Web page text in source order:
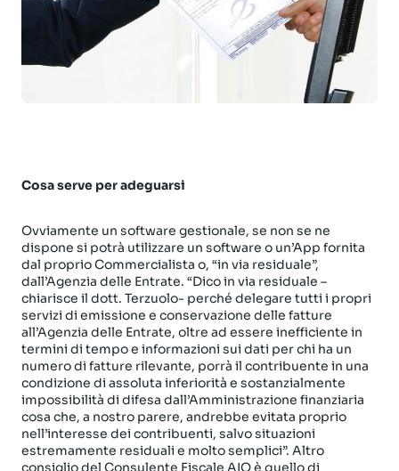
Cosa serve per adeguarsi
Ovviamente un software gestionale, se non se ne
dispone si potrà utilizzare un software o un’App fornita
dal proprio Commercialista o, “in via residuale”,
dall’Agenzia delle Entrate. “Dico in via residuale –
chiarisce il dott. Terzuolo- perché delegare tutti i propri
servizi di emissione e conservazione delle fatture
all’Agenzia delle Entrate, oltre ad essere inefficiente in
termini di tempo e informazioni sui dati per chi ha un
numero di fatture rilevante, porrà il contribuente in una
condizione di assoluta inferiorità e sostanzialmente
impossibilità di difesa dall’Amministrazione finanziaria
cosa che, a nostro parere, andrebbe evitata proprio
nell’interesse dei contribuenti, salvo situazioni
estremamente residuali e molto semplici”. Altro
consiglio del Consulente Fiscale AIO è quello di